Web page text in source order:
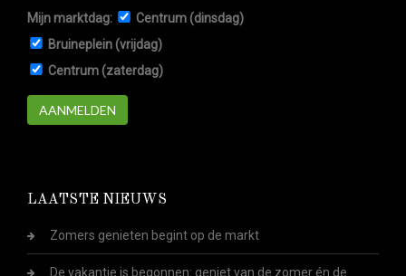
Mijn marktdag:
Centrum (dinsdag)
Bruineplein (vrijdag)
Centrum (zaterdag)
AANMELDEN
LAATSTE NIEUWS
Zomers genieten begint op de markt
De vakantie is begonnen: geniet van de zomer én de